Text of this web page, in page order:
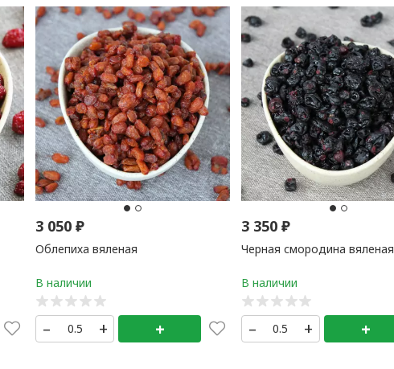
3 050₽
Облепиха вяленая
– + +
3 350 ₽
Черная смородина вяленая
– + +